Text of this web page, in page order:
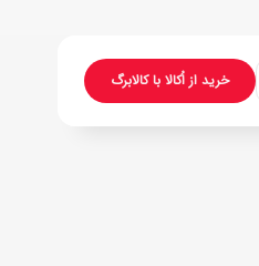
خرید از اُکالا با کالابرگجستجو...